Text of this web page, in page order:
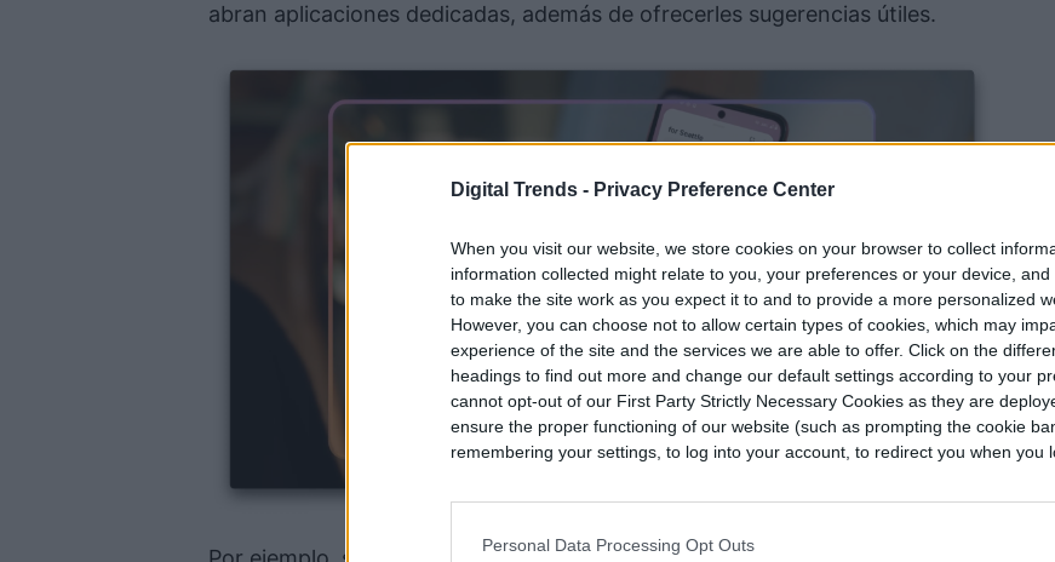
Digital Trends - Privacy Preference Center
When you visit our website, we store cookies on your browser to collect
information collected might relate to you, your preferences or your device, and
to make the site work as you expect it to and to provide a more personalized
However, you can choose not to allow certain types of cookies, which may
experience of the site and the services we are able to offer. Click on the
headings to find out more and change our default settings according to your
cannot opt-out of our First Party Strictly Necessary Cookies as they are
ensure the proper functioning of our website (such as prompting the cookie
remembering your settings, to log into your account, to redirect you when you
Personal Data Processing Opt Outs
abran aplicaciones dedicadas, además de ofrecerles sugerencias útiles.